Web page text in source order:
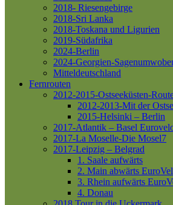
2018- Riesengebirge
2018-Sri Lanka
2018-Toskana und Ligurien
2019-Südafrika
2024-Berlin
2024-Georgien-
Mitteldeutschland
Fernrouten
2012-2015-Ostseeküsten-
2012-2013-Mit der
2015-Helsinki – Berlin
2017-Atlantik – Basel
2017-La Moselle-Die Mosel7
2017-Leipzig – Belgrad
1. Saale aufwärts
2. Main abwärts
3. Rhein aufwärts
4. Donau